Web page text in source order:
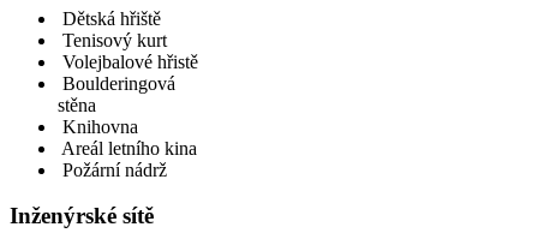
Dětská hřiště
Tenisový kurt
Volejbalové hřistě
Boulderingová
stěna
Knihovna
Areál letního kina
Požární nádrž
Inženýrské sítě